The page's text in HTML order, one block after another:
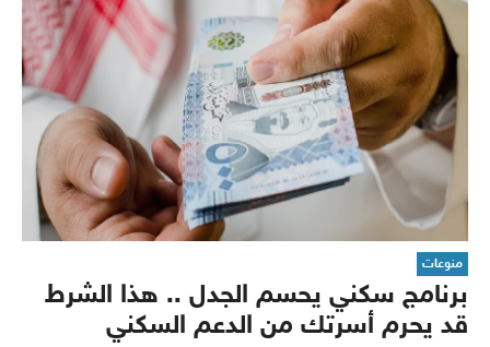
منوعات
برنامج سكني يحسم الجدل .. هذا الشرط
قد يحرم أسرتك من الدعم السكني